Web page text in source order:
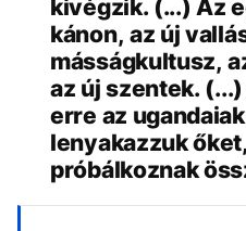
kivégzik. (...) Az
kánon, az új
másságkultusz,
az új szentek.
erre az
lenyakazzuk
próbálkoznak